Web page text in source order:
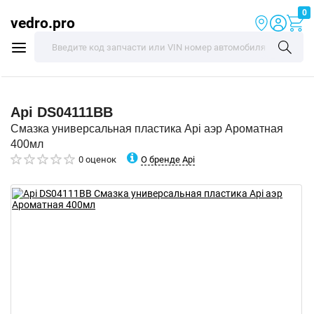
vedro.pro
0
Api DS04111BB
Смазка универсальная пластика Api аэр Ароматная
400мл
0 оценок О бренде Api